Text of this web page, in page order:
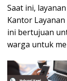
Saat ini,
Kantor
ini bertujuan
warga untuk